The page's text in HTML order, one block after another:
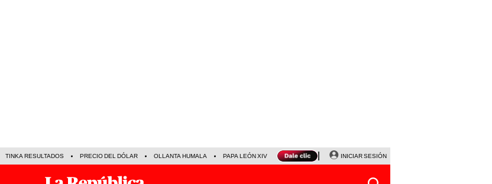
TINKA RESULTADOS PRECIO DEL DÓLAR OLLANTA HUMALA PAPA LEÓN XIV NALDY SALDAÑA LA BELLA LUZ
INICIAR SESIÓN